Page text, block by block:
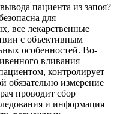
пациента из запоя?
для
все лекарственные
с объективным
особенностей. Во-
вливания
контролирует
обязательно измерение
проводит сбор
и информация